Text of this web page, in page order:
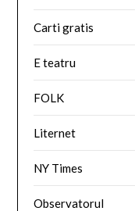
Carti gratis
E teatru
FOLK
Liternet
NY Times
Observatorul